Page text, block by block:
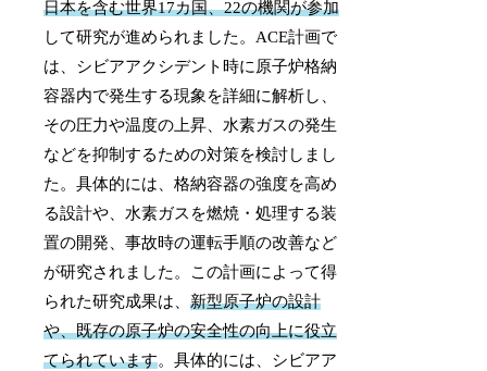
日本を含む世界17カ国、22の機関が参加
して研究が進められました。ACE計画で
は、シビアアクシデント時に原子炉格納
容器内で発生する現象を詳細に解析し、
その圧力や温度の上昇、水素ガスの発生
などを抑制するための対策を検討しまし
た。具体的には、格納容器の強度を高め
る設計や、水素ガスを燃焼・処理する装
置の開発、事故時の運転手順の改善など
が研究されました。この計画によって得
られた研究成果は、新型原子炉の設計
や、既存の原子炉の安全性の向上に役立
てられています。具体的には、シビアア